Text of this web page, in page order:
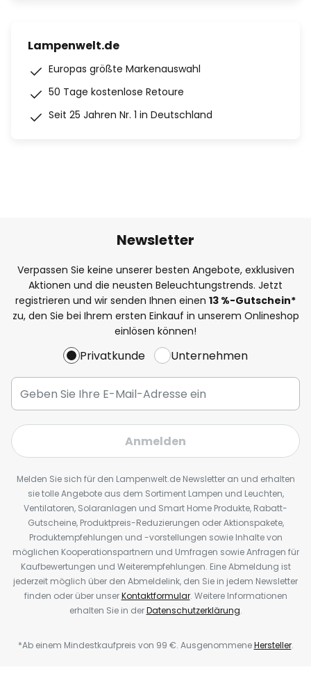
Lampenwelt.de
Europas größte Markenauswahl
50 Tage kostenlose Retoure
Seit 25 Jahren Nr. 1 in Deutschland
Newsletter
Verpassen Sie keine unserer besten Angebote, exklusiven
Aktionen und die neusten Beleuchtungstrends. Jetzt
registrieren und wir senden Ihnen einen 13 %-Gutschein*
zu, den Sie bei Ihrem ersten Einkauf in unserem Onlineshop
einlösen können!
Privatkunde Unternehmen
Anmelden
Melden Sie sich für den Lampenwelt.de Newsletter an und erhalten
sie tolle Angebote aus dem Sortiment Lampen und Leuchten,
Ventilatoren, Solaranlagen und Smart Home Produkte, Rabatt-
Gutscheine, Produktpreis-Reduzierungen oder Aktionspakete,
Produktempfehlungen und -vorstellungen sowie Inhalte von
möglichen Kooperationspartnern und Umfragen sowie Anfragen für
Kaufbewertungen und Weiterempfehlungen. Eine Abmeldung ist
jederzeit möglich über den Abmeldelink, den Sie in jedem Newsletter
finden oder über unserKontaktformular. Weitere Informationen
erhalten Sie in derDatenschutzerklärung.
*Ab einem Mindestkaufpreis von 99 €. AusgenommeneHersteller.